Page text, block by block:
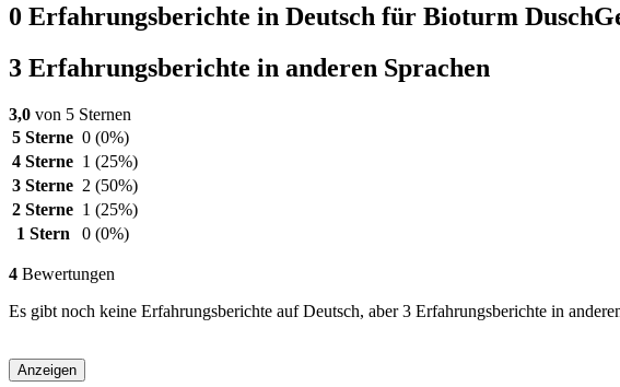
0 Erfahrungsberichte in Deutsch für Bioturm
3 Erfahrungsberichte in anderen Sprachen
3,0 von 5 Sternen
5 Sterne 0 (0%)
4 Sterne 1 (25%)
3 Sterne 2 (50%)
2 Sterne 1 (25%)
1 Stern
0 (0%)
4 Bewertungen
Es gibt noch keine Erfahrungsberichte auf Deutsch, aber 3 Erfahrungsberichte in
Anzeigen